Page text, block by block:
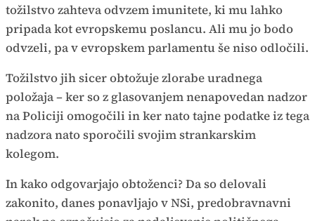
tožilstvo zahteva odvzem imunitete, ki mu lahko
pripada kot evropskemu poslancu. Ali mu jo bodo
odvzeli, pa v evropskem parlamentu še niso odločili.
Tožilstvo jih sicer obtožuje zlorabe uradnega
položaja – ker so z glasovanjem nenapovedan nadzor
na Policiji omogočili in ker nato tajne podatke iz tega
nadzora nato sporočili svojim strankarskim
kolegom.
In kako odgovarjajo obtoženci? Da so delovali
zakonito, danes ponavljajo v NSi, predobravnavni